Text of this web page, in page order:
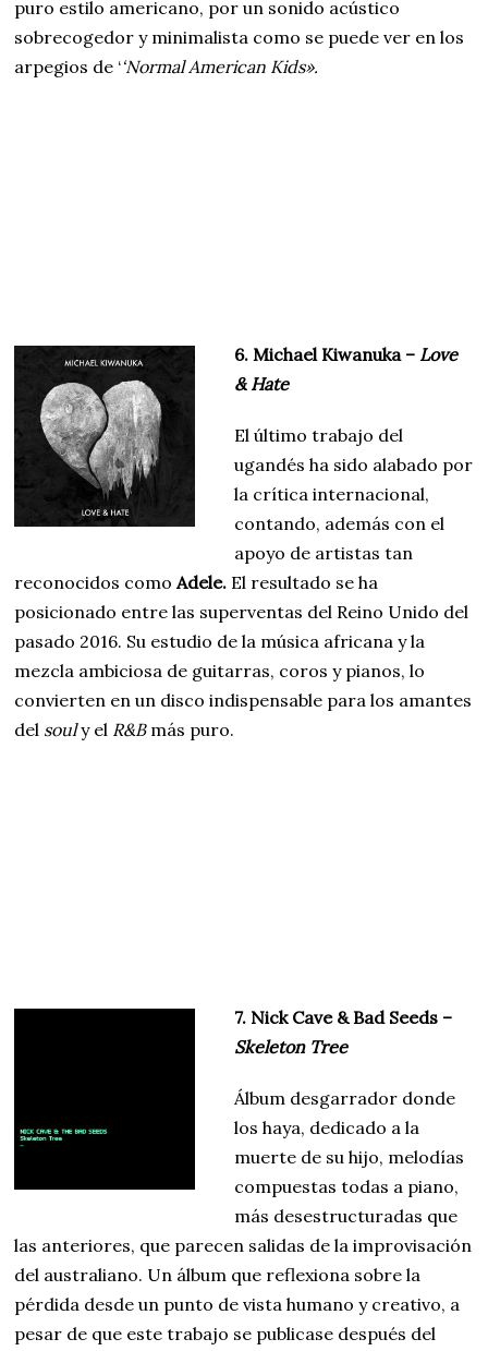
puro estilo americano, por un sonido acústico
sobrecogedor y minimalista como se puede ver en los
arpegios de ‘‘Normal American Kids».
6. Michael Kiwanuka – Love
& Hate
El último trabajo del
ugandés ha sido alabado por
la crítica internacional,
contando, además con el
apoyo de artistas tan
reconocidos como Adele. El resultado se ha
posicionado entre las superventas del Reino Unido del
pasado 2016. Su estudio de la música africana y la
mezcla ambiciosa de guitarras, coros y pianos, lo
convierten en un disco indispensable para los amantes
del souly el R&Bmás puro.
7. Nick Cave & Bad Seeds –
Skeleton Tree
Álbum desgarrador donde
los haya, dedicado a la
muerte de su hijo, melodías
compuestas todas a piano,
más desestructuradas que
las anteriores, que parecen salidas de la improvisación
del australiano. Un álbum que reflexiona sobre la
pérdida desde un punto de vista humano y creativo, a
pesar de que este trabajo se publicase después del